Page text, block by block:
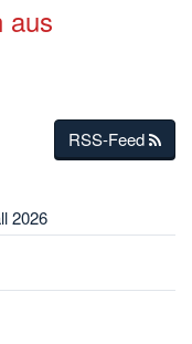
aus
RSS-Feed
2026